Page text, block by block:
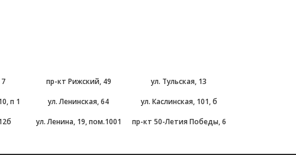
пр-кт Рижский, 49
ул. Тульская, 13
п 1 ул. Ленинская, 64
ул. Каслинская, 101, б
ул. Ленина, 19, пом.1001 пр-кт 50-Летия Победы, 6